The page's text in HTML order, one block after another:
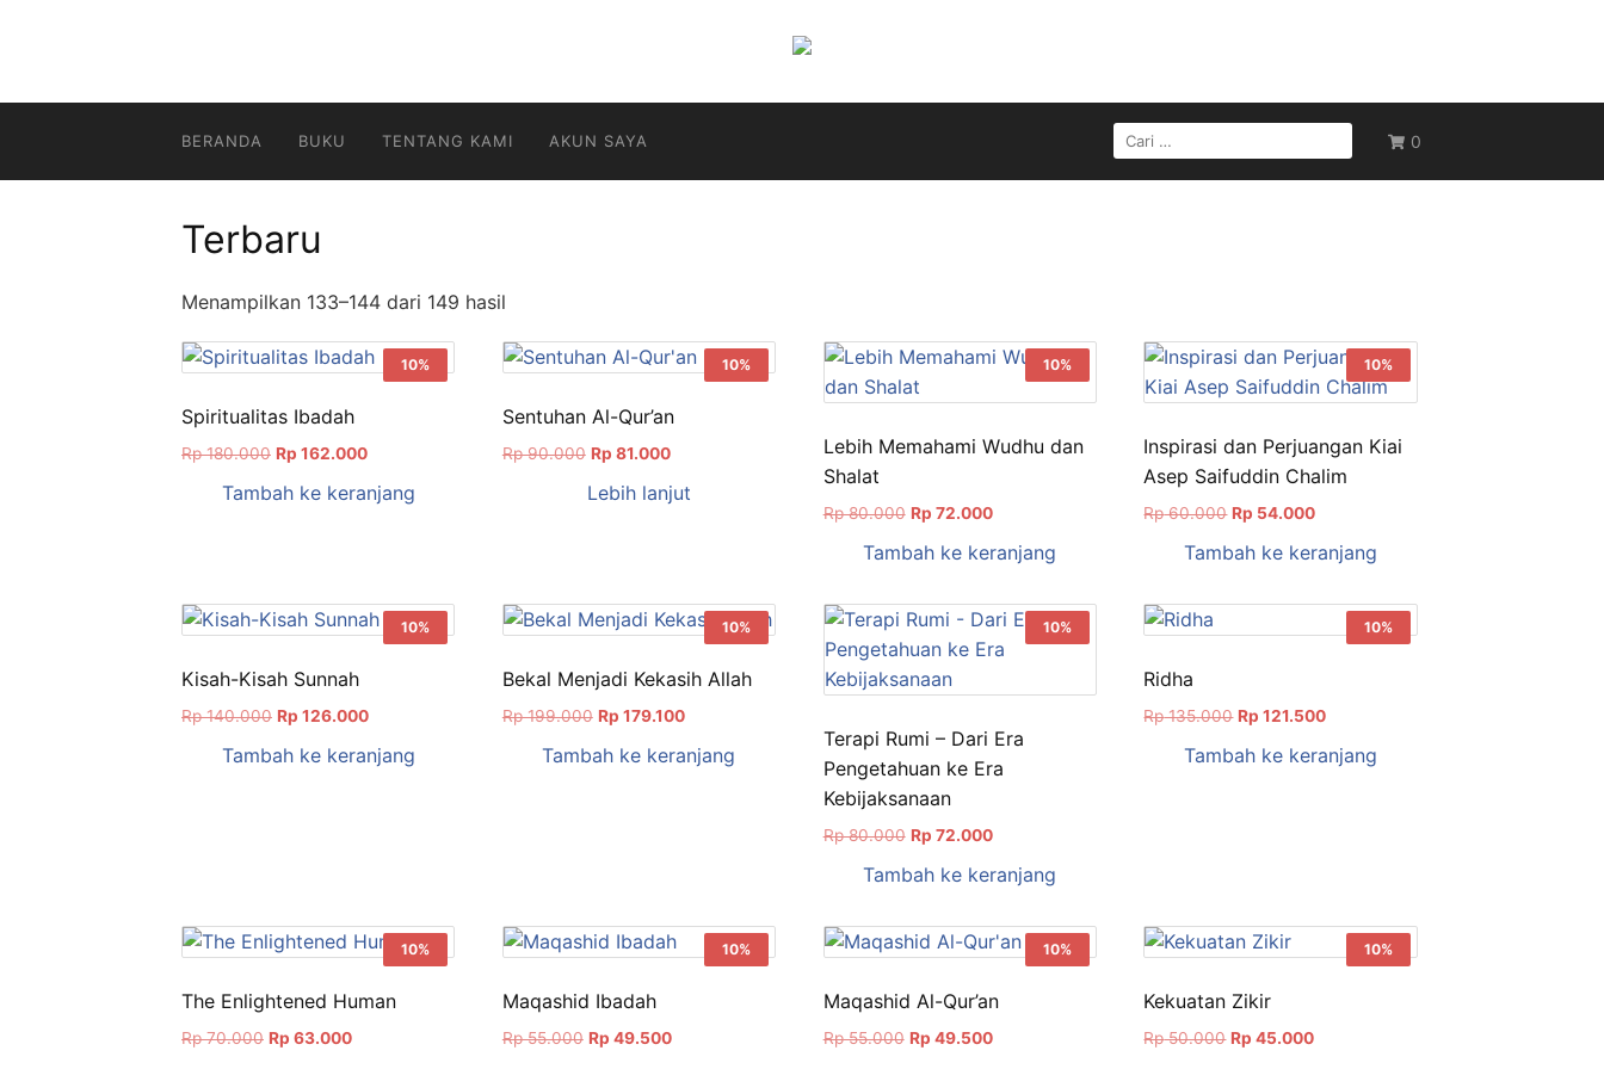
0
BERANDA BUKU TENTANG KAMI AKUN SAYA
CARI
UNTUK:
Terbaru
Menampilkan 133–144 dari 149 hasil
yang
10%
Spiritualitas Ibadah
Rp180.000 Harga
adalah:
Rp 162.000Harga
ini
Tambah ke keranjang
10%
Sentuhan Al-Qur’an
Rp90.000 Harga
adalah:
Rp 81.000Harga
ini
Lebih lanjut
10%
Lebih Memahami Wudhu dan
Shalat
Rp80.000 Harga
adalah:
Rp 72.000Harga
ini
Rp 72.000.
Tambah ke keranjang
10%
Inspirasi dan Perjuangan Kiai
Asep Saifuddin Chalim
Rp60.000 Harga
adalah:
Rp 54.000Harga
ini
Rp 54.000.
Tambah ke keranjang
10%
Kisah-Kisah Sunnah
Rp140.000 Harga
adalah:
Rp 126.000Harga
ini
Tambah ke keranjang
10%
Bekal Menjadi Kekasih Allah
Rp199.000 Harga
adalah:
Rp 179.100Harga
ini
Tambah ke keranjang
10%
Terapi Rumi – Dari Era
Pengetahuan ke Era
Kebijaksanaan
Rp80.000 Harga
adalah:
Rp 72.000Harga
ini
Rp 72.000.
Tambah ke keranjang
10%
Ridha
Rp135.000 Harga
adalah:
Rp 121.500Harga
ini
Tambah ke keranjang
10%
The Enlightened Human
Rp70.000 Harga
Rp 63.000Harga
10%
Maqashid Ibadah
Rp55.000 Harga
Rp 49.500Harga
10%
Maqashid Al-Qur’an
Rp55.000 Harga
Rp 49.500Harga
10%
Kekuatan Zikir
Rp50.000 Harga
Rp 45.000Harga